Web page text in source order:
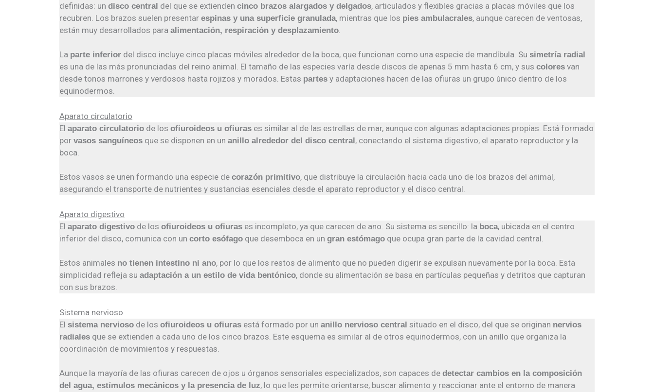
definidas: un disco central del que se extienden cinco brazos alargados y delgados, articulados y flexibles gracias a placas móviles que los
recubren. Los brazos suelen presentar espinas y una superficie granulada, mientras que los pies ambulacrales, aunque carecen de ventosas,
están muy desarrollados para alimentación, respiración y desplazamiento
La parte inferior del disco incluye cinco placas móviles alrededor de la boca, que funcionan como una especie de mandíbula. Su simetría radial
es una de las más pronunciadas del reino animal. El tamaño de las especies varía desde discos de apenas 5 mm hasta 6 cm, y sus colores van
desde tonos marrones y verdosos hasta rojizos y morados. Estas partes y adaptaciones hacen de las ofiuras un grupo único dentro de los
equinodermos.
Aparato circulatorio
El aparato circulatorio de los ofiuroideos u ofiuras es similar al de las estrellas de mar, aunque con algunas adaptaciones propias. Está formado
por vasos sanguíneos que se disponen en un anillo alrededor del disco central, conectando el sistema digestivo, el aparato reproductor y la
boca.
Estos vasos se unen formando una especie de corazón primitivo, que distribuye la circulación hacia cada uno de los brazos del animal,
asegurando el transporte de nutrientes y sustancias esenciales desde el aparato reproductor y el disco central.
Aparato digestivo
El aparato digestivo de los ofiuroideos u ofiuras es incompleto, ya que carecen de ano. Su sistema es sencillo: la boca, ubicada en el centro
inferior del disco, comunica con un corto esófago que desemboca en un gran estómago que ocupa gran parte de la cavidad central.
Estos animales no tienen intestino ni ano, por lo que los restos de alimento que no pueden digerir se expulsan nuevamente por la boca. Esta
simplicidad refleja su adaptación a un estilo de vida bentónico, donde su alimentación se basa en partículas pequeñas y detritos que capturan
con sus brazos.
Sistema nervioso
El sistema nervioso de los ofiuroideos u ofiuras está formado por un anillo nervioso central situado en el disco, del que se originan nervios
radiales que se extienden a cada uno de los cinco brazos. Este esquema es similar al de otros equinodermos, con un anillo que organiza la
coordinación de movimientos y respuestas.
Aunque la mayoría de las ofiuras carecen de ojos u órganos sensoriales especializados, son capaces de detectar cambios en la composición
del agua, estímulos mecánicos y la presencia de luz, lo que les permite orientarse, buscar alimento y reaccionar ante el entorno de manera